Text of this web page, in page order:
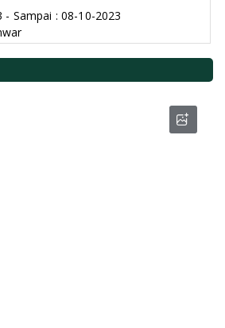
Sampai : 08-10-2023